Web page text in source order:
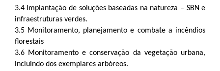
3.4 Implantação de soluções baseadas na natureza – SBN e
infraestruturas verdes.
3.5 Monitoramento, planejamento e combate a incêndios
florestais
3.6 Monitoramento e conservação da vegetação urbana,
incluindo dos exemplares arbóreos.